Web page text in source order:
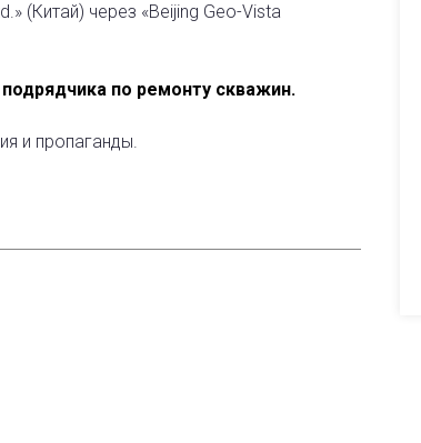
(Китай) через «Beijing Geo-Vista
по ремонту скважин.
и пропаганды.